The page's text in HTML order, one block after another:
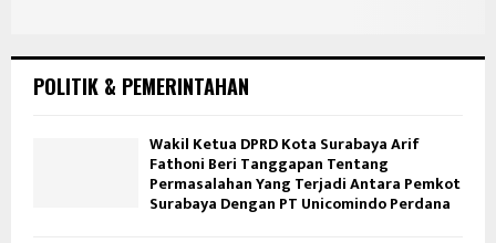
POLITIK & PEMERINTAHAN
Wakil Ketua DPRD Kota Surabaya Arif
Fathoni Beri Tanggapan Tentang
Permasalahan Yang Terjadi Antara Pemkot
Surabaya Dengan PT Unicomindo Perdana